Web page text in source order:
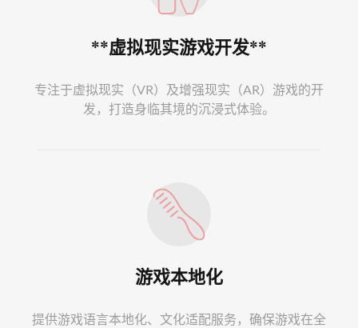
**虚拟现实游戏开发**
专注于虚拟现实（VR）及增强现实（AR）游戏的开
发，打造身临其境的沉浸式体验。
游戏本地化
提供游戏语言本地化、文化适配服务，确保游戏在全